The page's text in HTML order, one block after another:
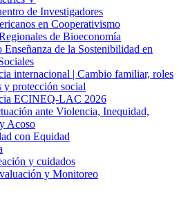
de Investigadores
en Cooperativismo
de Bioeconomía
Enseñanza de la Sostenibilidad en
internacional | Cambio familiar, roles
y protección social
ECINEQ-LAC 2026
ante Violencia, Inequidad,
Acoso
con Equidad
y cuidados
y Monitoreo